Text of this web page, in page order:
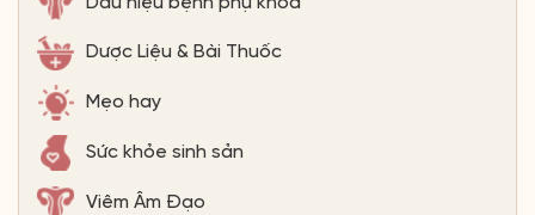
Dược Liệu & Bài Thuốc
Mẹo hay
Sức khỏe sinh sản
Viêm Âm Đạo